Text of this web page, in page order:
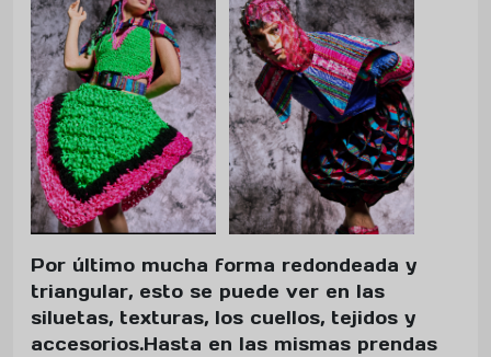
Por último mucha forma redondeada y
triangular, esto se puede ver en las
siluetas, texturas, los cuellos, tejidos y
accesorios.Hasta en las mismas prendas